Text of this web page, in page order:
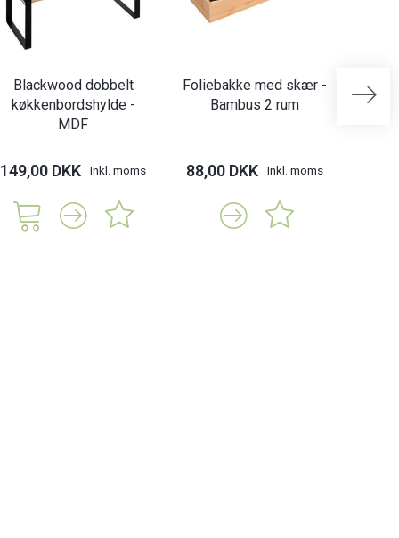
Blackwood dobbelt
køkkenbordshylde -
MDF
149,00 DKK Inkl. moms
Foliebakke med skær -
Bambus 2 rum
88,00 DKK Inkl. moms